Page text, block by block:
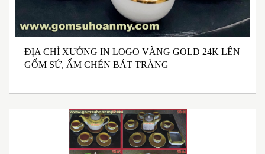
ĐỊA CHỈ XƯỞNG IN LOGO VÀNG GOLD 24K LÊN
GỐM SỨ, ẤM CHÉN BÁT TRÀNG